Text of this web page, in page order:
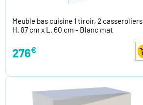
Meuble bas cuisine 1 tiroir, 2 casseroliers
H. 87 cm x L. 60 cm - Blanc mat
276€